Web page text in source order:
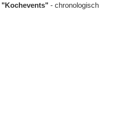
"Kochevents" - chronologisch